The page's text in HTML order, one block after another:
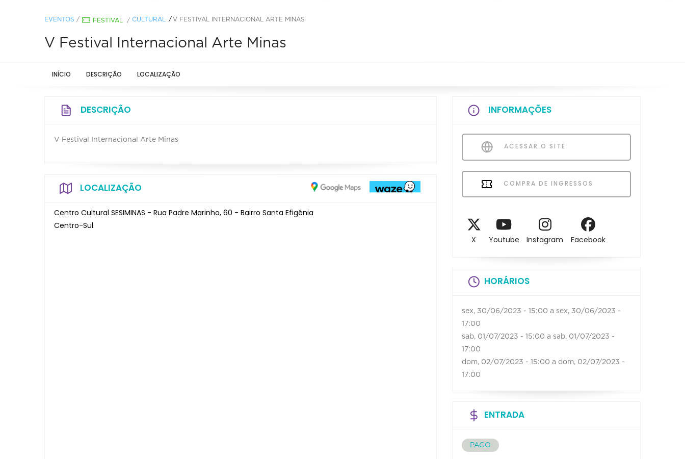
EVENTOS / FESTIVAL / CULTURAL V FESTIVAL INTERNACIONAL ARTE MINAS
V Festival Internacional Arte Minas
INÍCIO DESCRIÇÃO LOCALIZAÇÃO
DESCRIÇÃO
V Festival Internacional Arte Minas
LOCALIZAÇÃO
Centro Cultural SESIMINAS - Rua Padre Marinho, 60 - Bairro Santa Efigênia
Centro-Sul
INFORMAÇÕES
ACESSAR O SITE
COMPRA DE INGRESSOS
X Youtube Instagram Facebook
HORÁRIOS
sex, 30/06/2023 - 15:00 a sex, 30/06/2023 -
17:00
sab, 01/07/2023 - 15:00 a sab, 01/07/2023 -
17:00
dom, 02/07/2023 - 15:00 a dom, 02/07/2023 -
17:00
ENTRADA
PAGO